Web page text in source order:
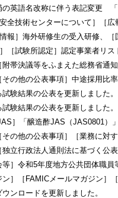
英語名改称に伴う表記変更
安全技術センターについて］［
情報］海外研修生の受入研修、
［試験所認定］認定事業者リス
附帯決議等をふまえた総務省通
その他の公表事項］中途採用比
験結果の公表を更新しました。
験結果の公表を更新しました。
］「醸造酢JAS（JAS0801）
その他の公表事項］［業務に対
独立行政法人通則法に基づく公
等］令和5年度地方公共団体職
ン］［FAMICメールマガジン］
ンロードを更新しました。